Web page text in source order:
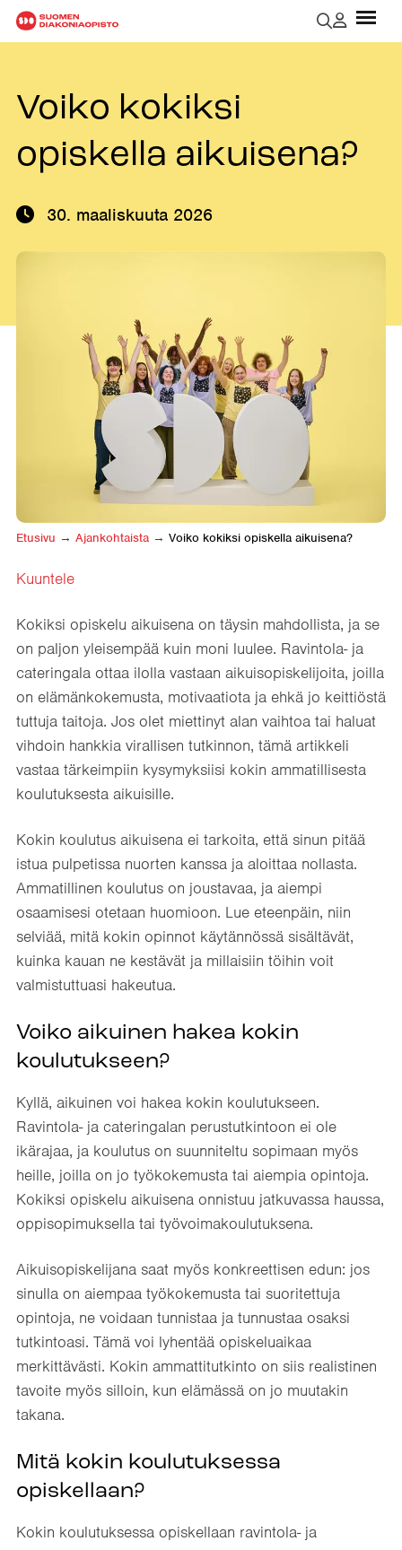
Voiko kokiksi
opiskella aikuisena?
30. maaliskuuta 2026
Etusivu → Ajankohtaista → Voiko kokiksi opiskella aikuisena?
Kuuntele
Kokiksi opiskelu aikuisena on täysin mahdollista, ja se
on paljon yleisempää kuin moni luulee. Ravintola- ja
cateringala ottaa ilolla vastaan aikuisopiskelijoita, joilla
on elämänkokemusta, motivaatiota ja ehkä jo keittiöstä
tuttuja taitoja. Jos olet miettinyt alan vaihtoa tai haluat
vihdoin hankkia virallisen tutkinnon, tämä artikkeli
vastaa tärkeimpiin kysymyksiisi kokin ammatillisesta
koulutuksesta aikuisille.
Kokin koulutus aikuisena ei tarkoita, että sinun pitää
istua pulpetissa nuorten kanssa ja aloittaa nollasta.
Ammatillinen koulutus on joustavaa, ja aiempi
osaamisesi otetaan huomioon. Lue eteenpäin, niin
selviää, mitä kokin opinnot käytännössä sisältävät,
kuinka kauan ne kestävät ja millaisiin töihin voit
valmistuttuasi hakeutua.
Voiko aikuinen hakea kokin
koulutukseen?
Kyllä, aikuinen voi hakea kokin koulutukseen.
Ravintola- ja cateringalan perustutkintoon ei ole
ikärajaa, ja koulutus on suunniteltu sopimaan myös
heille, joilla on jo työkokemusta tai aiempia opintoja.
Kokiksi opiskelu aikuisena onnistuu jatkuvassa haussa,
oppisopimuksella tai työvoimakoulutuksena.
Aikuisopiskelijana saat myös konkreettisen edun: jos
sinulla on aiempaa työkokemusta tai suoritettuja
opintoja, ne voidaan tunnistaa ja tunnustaa osaksi
tutkintoasi. Tämä voi lyhentää opiskeluaikaa
merkittävästi. Kokin ammattitutkinto on siis realistinen
tavoite myös silloin, kun elämässä on jo muutakin
takana.
Mitä kokin koulutuksessa
opiskellaan?
Kokin koulutuksessa opiskellaan ravintola- ja